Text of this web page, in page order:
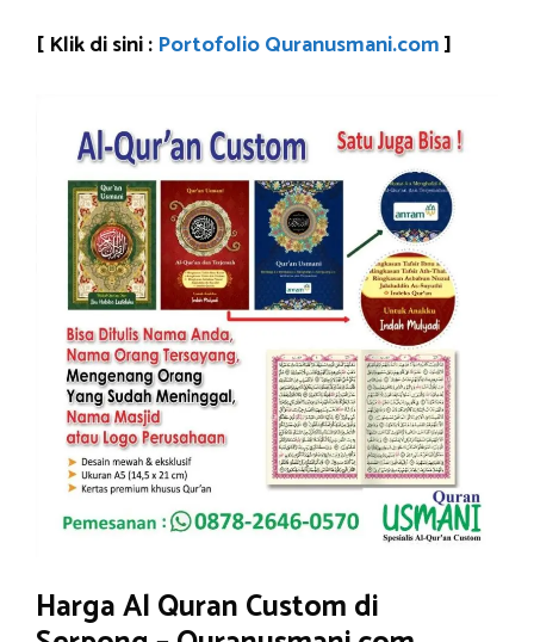
[ Klik di sini : Portofolio Quranusmani.com]
Harga Al Quran Custom di